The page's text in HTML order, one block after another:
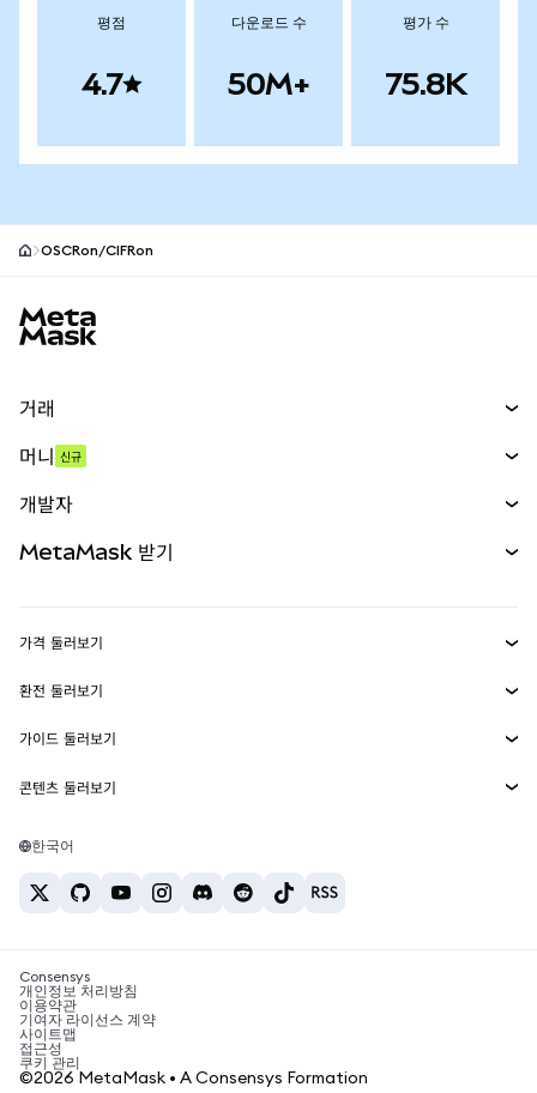
평점
4.7
다운로드 수
50M+
평가 수
75.8K
OSCRon/CIFRon
거래
무기한 선물
실물자산
머니 신규
개발자
MetaMask Connect
Snaps
웹3 서비스
MetaMask 받기
보안
고객 지원
채용
가격 둘러보기
이더리움 가격
솔라나 가격
테더 가격
환전 둘러보기
ETH를 USD로 환전
USDT를 INR로 환전
BTC를 INR로 환전
ETH를 USDT로 환전
가이드 둘러보기
ETH 매수
USDT 매수
SHIB 매수
BNB 매수
콘텐츠 둘러보기
솔라나 지갑
암호화폐 세금 뉴스
암호화폐 매수 방법
비트코인 매도 방법
한국어
Consensys
개인정보 처리방침
이용약관
기여자 라이선스 계약
사이트맵
접근성
쿠키 관리
©2026 MetaMask • A Consensys Formation